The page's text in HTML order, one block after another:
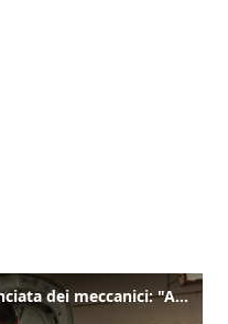
Carburanti, la frode denunciata dei meccanici: "Acqua in gasolio e benzina"